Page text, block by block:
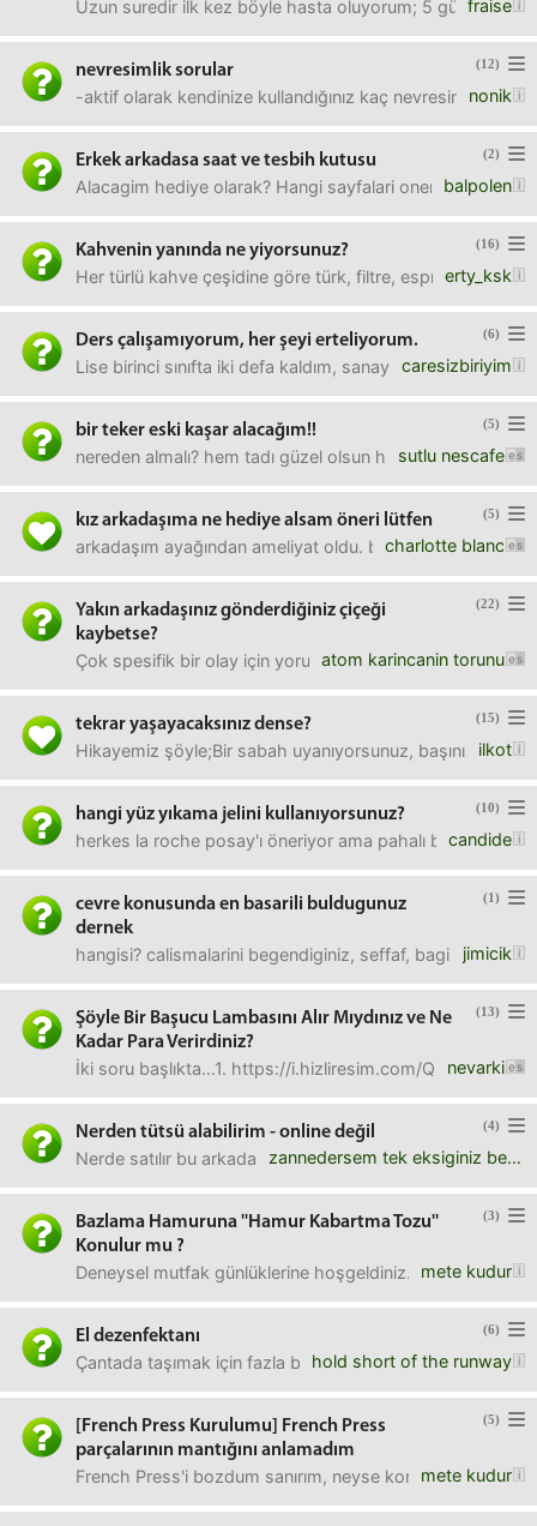
fraise
Uzun suredir ilk kez böyle hasta oluyorum; 5 gün oldu
(12)
nevresimlik sorular
nonik
-aktif olarak kendinize kullandığınız kaç nevresiminiz
(2)
Erkek arkadasa saat ve tesbih kutusu
balpolen
Alacagim hediye olarak? Hangi sayfalari onerirsiniz?
(16)
Kahvenin yanında ne yiyorsunuz?
erty_ksk
Her türlü kahve çeşidine göre türk, filtre, espresso vs.
(6)
Ders çalışamıyorum, her şeyi erteliyorum.
caresizbiriyim
Lise birinci sınıfta iki defa kaldım, sanayide işe girdim.
(5)
bir teker eski kaşar alacağım!!
sutlu nescafe
nereden almalı? hem tadı güzel olsun hem kandırmasınlar.
(5)
kız arkadaşıma ne hediye alsam öneri lütfen
charlotte blanc
arkadaşım ayağından ameliyat oldu. bir haftadır evde v
(22)
Yakın arkadaşınız gönderdiğiniz çiçeği
kaybetse?
atom karincanin torunu
Çok spesifik bir olay için yorum yapmanızı istiyorum;Çok
(15)
tekrar yaşayacaksınız dense?
ilkot
Hikayemiz şöyle;Bir sabah uyanıyorsunuz, başınızda
(10)
hangi yüz yıkama jelini kullanıyorsunuz?
candide
herkes la roche posay'ı öneriyor ama pahalı biraz, daha
(1)
cevre konusunda en basarili buldugunuz
dernek
jimicik
hangisi? calismalarini begendiginiz, seffaf, bagimsiz
(13)
Şöyle Bir Başucu Lambasını Alır Mıydınız ve Ne
Kadar Para Verirdiniz?
nevarki
İki soru başlıkta...1. https://i.hizliresim.com/
(4)
Nerden tütsü alabilirim - online değil
zannedersem tek eksiginiz bendim
Nerde satılır bu arkadaş hangi mağazalarda, marketlerde
(3)
Bazlama Hamuruna ''Hamur Kabartma Tozu''
Konulur mu ?
mete kudur
Deneysel mutfak günlüklerine hoşgeldiniz.Ben
(6)
El dezenfektanı
hold short of the runway
Çantada taşımak için fazla büyük olmayan, ıslak
(5)
[French Press Kurulumu] French Press
parçalarının mantığını anlamadım
mete kudur
French Press'i bozdum sanırım, neyse konumuz bu